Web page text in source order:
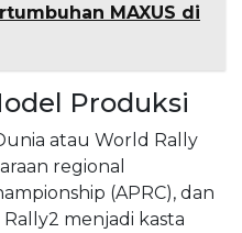
MAXUS di
Produksi
atau World Rally
regional
(APRC), dan
menjadi kasta